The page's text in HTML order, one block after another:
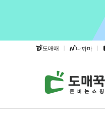
도매매 | 나까마 |